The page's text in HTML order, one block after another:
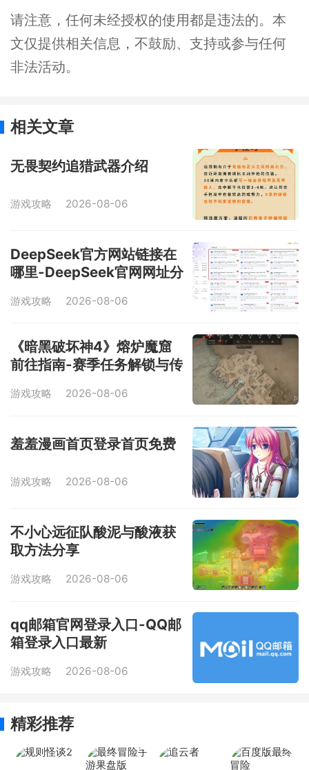
请注意，任何未经授权的使用都是违法的。本
文仅提供相关信息，不鼓励、支持或参与任何
非法活动。
相关文章
无畏契约追猎武器介绍
游戏攻略 2026-08-06
DeepSeek官方网站链接在
哪里-DeepSeek官网网址分
游戏攻略 2026-08-06
《暗黑破坏神4》熔炉魔窟
前往指南-赛季任务解锁与传
游戏攻略 2026-08-06
羞羞漫画首页登录首页免费
游戏攻略 2026-08-06
不小心远征队酸泥与酸液获
取方法分享
游戏攻略 2026-08-06
qq邮箱官网登录入口-QQ邮
箱登录入口最新
游戏攻略 2026-08-06
精彩推荐